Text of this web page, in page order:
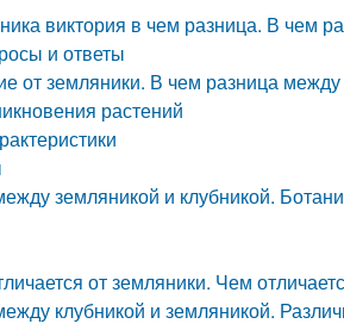
виктория в чем разница. В чем
и ответы
от земляники. В чем разница
растений
земляникой и клубникой.
от земляники. Чем
клубникой и земляникой.